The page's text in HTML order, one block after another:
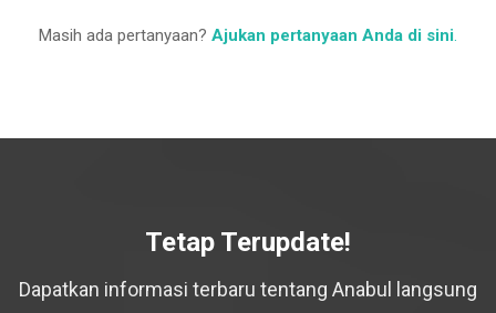
Masih ada pertanyaan? Ajukan pertanyaan Anda di sini.
Tetap Terupdate!
Dapatkan informasi terbaru tentang Anabul langsung